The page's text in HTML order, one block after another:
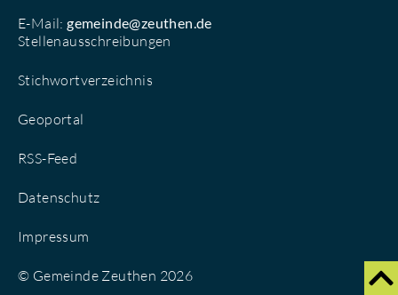
E-Mail:gemeinde@zeuthen.de
Stellenausschreibungen
Stichwortverzeichnis
Geoportal
RSS-Feed
Datenschutz
Impressum
© Gemeinde Zeuthen 2026